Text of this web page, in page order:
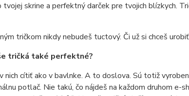
skrine a perfektný darček pre tvojich blízkych.
tričkom nikdy nebudeš tuctový. Či už si chceš
tričká také perfektné?
nich cítiť ako v bavlnke. A to doslova. Sú totiž
potlač. Nie takú, čo nájdeš na každom druhom e-